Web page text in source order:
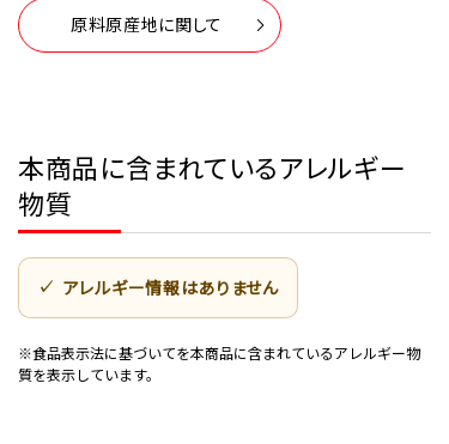
原料原産地に関して
本商品に含まれているアレルギー
物質
アレルギー情報はありません
※食品表示法に基づいてを本商品に含まれているアレルギー物
質を表示しています。